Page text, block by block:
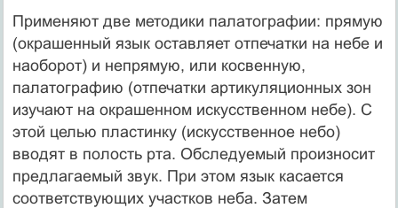
Применяют две методики палатографии: прямую
(окрашен­ный язык оставляет отпечатки на небе и
наоборот) и непря­мую, или косвенную,
палатографию (отпечатки артикуляци­онных зон
изучают на окрашенном искусственном небе). С
этой целью пластинку (искусственное небо)
вводят в полость рта. Обследуемый произносит
предлагаемый звук. При этом язык касается
соответствующих участков неба. Затем